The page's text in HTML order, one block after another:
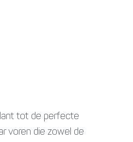
tot de perfecte
voren die zowel de